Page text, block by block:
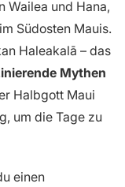
Wailea und Hana,
Südosten Mauis.
Haleakalā – das
Mythen
Halbgott Maui
um die Tage zu
einen